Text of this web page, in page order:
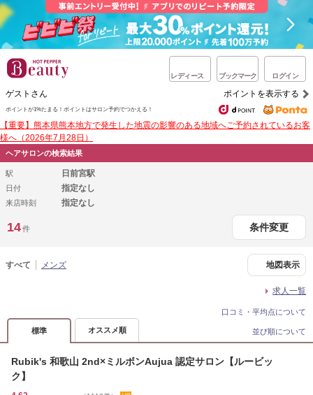
レディース ブックマーク ログイン
ゲストさん ポイントを表示する
ポイントが1%たまる！ ポイントはサロン予約でつかえる！
【重要】熊本県熊本地方で発生した地震の影響のある地域へご予約されているお客
様へ（2026年7月28日）
ヘアサロンの検索結果
駅 日前宮駅
日付 指定なし
来店時刻 指定なし
14件 条件変更
すべて メンズ 地図表示
求人一覧
口コミ・平均点について
標準 オススメ順 並び順について
Rubik's 和歌山 2nd×ミルボンAujua 認定サロン【ルービッ
ク】